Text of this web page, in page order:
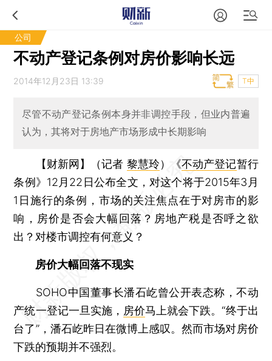
公司
不动产登记条例对房价影响长远
2014年12月23日 13:39 T中
尽管不动产登记条例本身并非调控手段，但业内普遍
认为，其将对于房地产市场形成中长期影响
【财新网】（记者 黎慧玲） 《不动产登记暂行
条例》12月22日公布全文，对这个将于2015年3月
1日施行的条例，市场的关注焦点在于对房市的影
响，房价是否会大幅回落？房地产税是否呼之欲
出？对楼市调控有何意义？
房价大幅回落不现实
SOHO中国董事长潘石屹曾公开表态称，不动
产统一登记一旦实施， 房价马上就会下跌。“终于出
台了”，潘石屹昨日在微博上感叹。然而市场对房价
下跌的预期并不强烈。